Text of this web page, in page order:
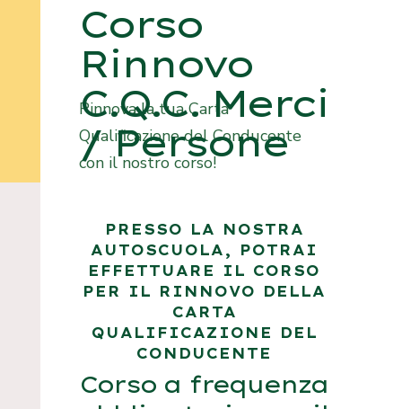
Corso
Rinnovo
C.Q.C. Merci
/ Persone
Rinnova la tua Carta
Qualificazione del Conducente
con il nostro corso!
PRESSO LA NOSTRA
AUTOSCUOLA, POTRAI
EFFETTUARE IL CORSO
PER IL RINNOVO DELLA
CARTA
QUALIFICAZIONE DEL
CONDUCENTE
Corso a frequenza